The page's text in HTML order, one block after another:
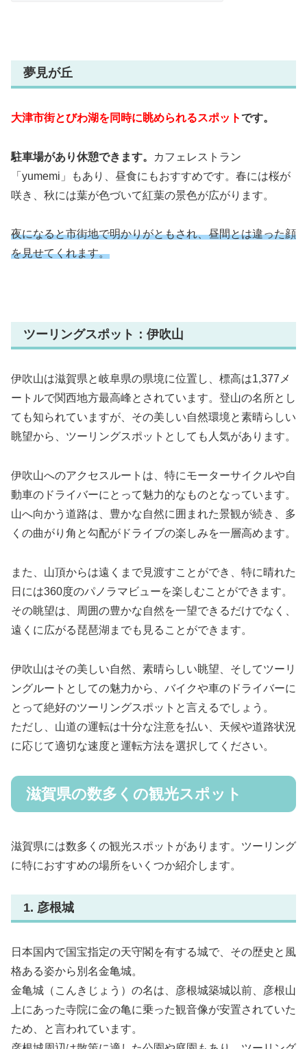
夢見が丘
大津市街とびわ湖を同時に眺められるスポットです。
駐車場があり休憩できます。
カフェレストラン
「yumemi」もあり、昼食にもおすすめです。春には桜が
咲き、秋には葉が色づいて紅葉の景色が広がります。
夜になると市街地で明かりがともされ、昼間とは違った顔
を見せてくれます。
ツーリングスポット：伊吹山
伊吹山は滋賀県と岐阜県の県境に位置し、標高は1,377メ
ートルで関西地方最高峰とされています。登山の名所とし
ても知られていますが、その美しい自然環境と素晴らしい
眺望から、ツーリングスポットとしても人気があります。
伊吹山へのアクセスルートは、特にモーターサイクルや自
動車のドライバーにとって魅力的なものとなっています。
山へ向かう道路は、豊かな自然に囲まれた景観が続き、多
くの曲がり角と勾配がドライブの楽しみを一層高めます。
また、山頂からは遠くまで見渡すことができ、特に晴れた
日には360度のパノラマビューを楽しむことができます。
その眺望は、周囲の豊かな自然を一望できるだけでなく、
遠くに広がる琵琶湖までも見ることができます。
伊吹山はその美しい自然、素晴らしい眺望、そしてツーリ
ングルートとしての魅力から、バイクや車のドライバーに
とって絶好のツーリングスポットと言えるでしょう。
ただし、山道の運転は十分な注意を払い、天候や道路状況
に応じて適切な速度と運転方法を選択してください。
滋賀県の数多くの観光スポット
滋賀県には数多くの観光スポットがあります。ツーリング
に特におすすめの場所をいくつか紹介します。
1. 彦根城
日本国内で国宝指定の天守閣を有する城で、その歴史と風
格ある姿から別名金亀城。
金亀城（こんきじょう）の名は、彦根城築城以前、彦根山
上にあった寺院に金の亀に乗った観音像が安置されていた
ため、と言われています。